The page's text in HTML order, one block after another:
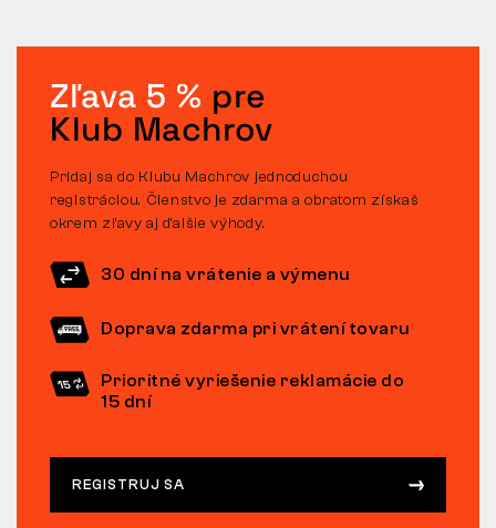
Zľava 5 % pre
Klub Machrov
Pridaj sa do Klubu Machrov jednoduchou
registráciou. Členstvo je zdarma a obratom získaš
okrem zľavy aj ďalšie výhody.
30 dní na vrátenie a výmenu
Doprava zdarma pri vrátení tovaru
Prioritné vyriešenie reklamácie do
15 dní
REGISTRUJ SA